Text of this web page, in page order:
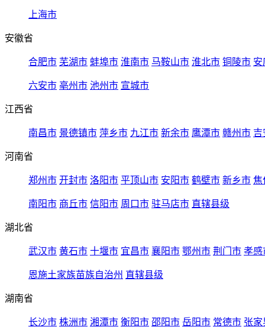
上海市
安徽省
合肥市 芜湖市 蚌埠市 淮南市 马鞍山市 淮北市 铜陵市 安
六安市 亳州市 池州市 宣城市
江西省
南昌市 景德镇市 萍乡市 九江市 新余市 鹰潭市 赣州市 吉
河南省
郑州市 开封市 洛阳市 平顶山市 安阳市 鹤壁市 新乡市 焦
南阳市 商丘市 信阳市 周口市 驻马店市 直辖县级
湖北省
武汉市 黄石市 十堰市 宜昌市 襄阳市 鄂州市 荆门市 孝感
恩施土家族苗族自治州 直辖县级
湖南省
长沙市 株洲市 湘潭市 衡阳市 邵阳市 岳阳市 常德市 张家